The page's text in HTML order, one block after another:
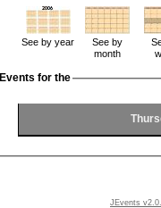
See by year
See by
month
Events for the
JEvents